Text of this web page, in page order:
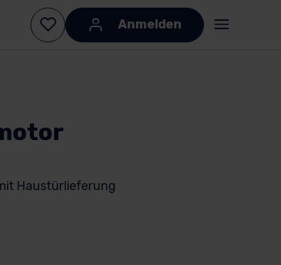
Anmelden
Haustürlieferung